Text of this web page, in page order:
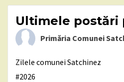
Ultimele postări
Primăria Comunei
Zilele comunei Satchinez
#2026